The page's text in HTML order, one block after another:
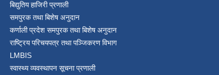
बिद्युतिय हाजिरी प्रणाली
समपुरक तथा बिशेष अनुदान
कर्णाली प्रदेश समपुरक तथा बिशेष अनुदान
राष्ट्रिय परिचयपत्र तथा पञ्जिकरण विभाग
LMBIS
स्वास्थ्य व्यवस्थापन सूचना प्रणाली